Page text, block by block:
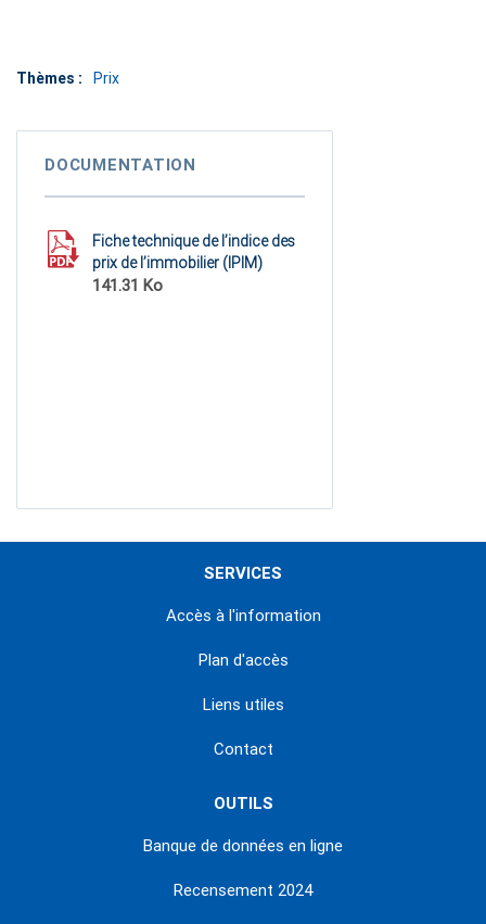
Thèmes : Prix
DOCUMENTATION
Fiche technique de l’indice des
prix de l’immobilier (IPIM)
141.31 Ko
SERVICES
Accès à l'information
Plan d'accès
Liens utiles
Contact
OUTILS
Banque de données en ligne
Recensement 2024